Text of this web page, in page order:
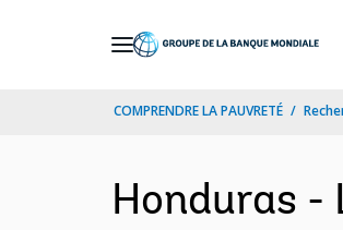
COMPRENDRE LA PAUVRETÉ
Honduras -